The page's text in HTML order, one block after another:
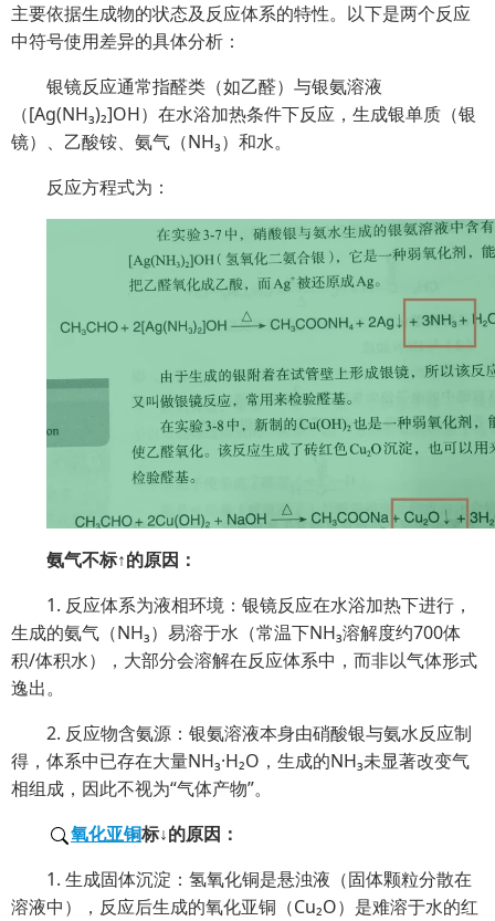
主要依据生成物的状态及反应体系的特性。以下是两个反应
中符号使用差异的具体分析：
银镜反应通常指醛类（如乙醛）与银氨溶液
（[Ag(NH₃)₂]OH）在水浴加热条件下反应，生成银单质（银
镜）、乙酸铵、氨气（NH₃）和水。
反应方程式为：
氨气不标↑的原因：
1. 反应体系为液相环境：银镜反应在水浴加热下进行，
生成的氨气（NH₃）易溶于水（常温下NH₃溶解度约700体
积/体积水），大部分会溶解在反应体系中，而非以气体形式
逸出。
2. 反应物含氨源：银氨溶液本身由硝酸银与氨水反应制
得，体系中已存在大量NH₃·H₂O，生成的NH₃未显著改变气
相组成，因此不视为“气体产物”。
氧化亚铜标↓的原因：
1. 生成固体沉淀：氢氧化铜是悬浊液（固体颗粒分散在
溶液中），反应后生成的氧化亚铜（Cu₂O）是难溶于水的红